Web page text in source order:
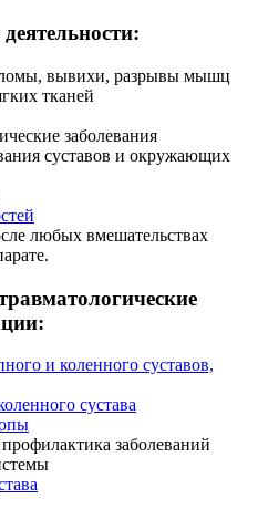
вывихи, разрывы мышц
тканей
заболевания
суставов и окружающих
любых вмешательствах
и коленного суставов,
сустава
заболеваний